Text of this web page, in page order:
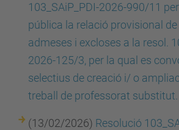
103_SAiP_PDI-2026-990/11
pública la relació provisional
admeses i excloses a la resol.
2026-125/3, per la qual es
selectius de creació i/ o
treball de professorat substitut.
(13/02/2026) Resolució